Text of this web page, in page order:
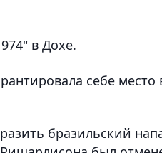
в Дохе.
себе место
бразильский